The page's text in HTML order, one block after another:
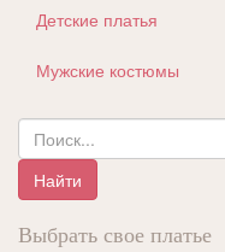
Детские платья
Мужские костюмы
Поиск
по
каталогу
Найти
Выбрать свое платье